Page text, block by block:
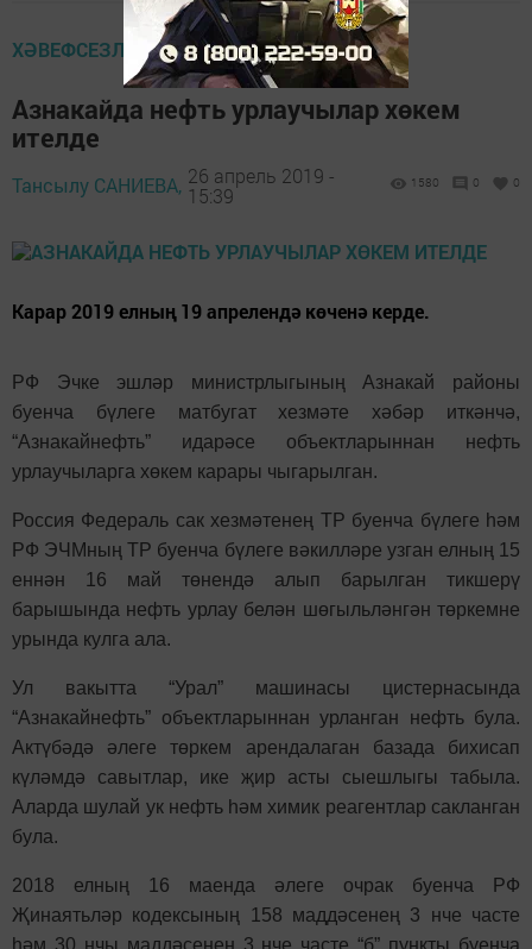
ХӘВЕФСЕЗЛЕК
Азнакайда нефть урлаучылар хөкем
ителде
Тансылу САНИЕВА, 26 апрель 2019 -
15:39
1580 0 0
Карар 2019 елның 19 апрелендә көченә керде.
РФ Эчке эшләр министрлыгының Азнакай районы
буенча бүлеге матбугат хезмәте хәбәр иткәнчә,
“Азнакайнефть” идарәсе объектларыннан нефть
урлаучыларга хөкем карары чыгарылган.
Россия Федераль сак хезмәтенең ТР буенча бүлеге һәм
РФ ЭЧМның ТР буенча бүлеге вәкилләре узган елның 15
еннән 16 май төнендә алып барылган тикшерү
барышында нефть урлау белән шөгыльләнгән төркемне
урында кулга ала.
Ул вакытта “Урал” машинасы цистернасында
“Азнакайнефть” объектларыннан урланган нефть була.
Актүбәдә әлеге төркем арендалаган базада бихисап
күләмдә савытлар, ике җир асты сыешлыгы табыла.
Аларда шулай ук нефть һәм химик реагентлар сакланган
була.
2018 елның 16 маенда әлеге очрак буенча РФ
Җинаятьләр кодексының 158 маддәсенең 3 нче часте